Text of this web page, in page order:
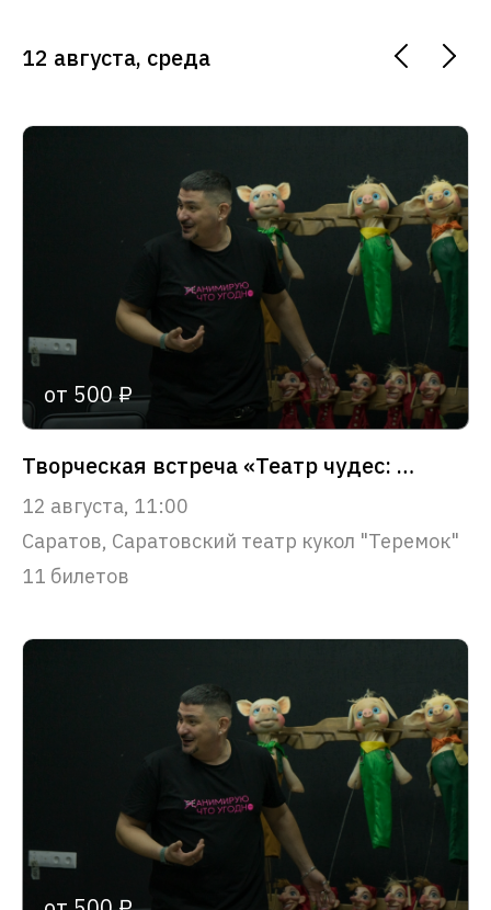
12 августа, среда
от 500 ₽
Творческая встреча «Театр чудес: путешествие в сказку»
12 августа, 11:00
Саратов, Саратовский театр кукол "Теремок"
11 билетов